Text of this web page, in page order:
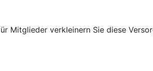
Mitglieder verkleinern Sie diese